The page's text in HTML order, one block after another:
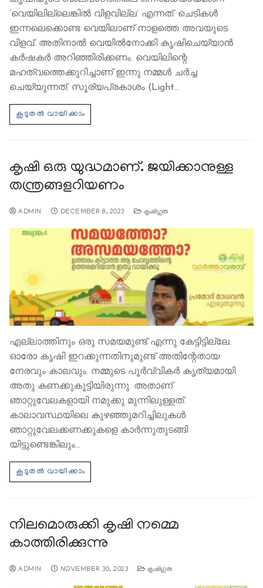
‘വെയിലില്ലെങ്കിൽ വിളവില്ല’ എന്നത്. ചെടികൾ
ഇന്നലെക്കൊണ്ട വെയിലാണ് നാളത്തെ അവയുടെ
വിളവ്. അതിനാല്‍ വെയില്‍നോക്കി കൃഷിചെയ്യാന്‍
കര്‍ഷകര്‍ അറിഞ്ഞിരിക്കണം. വെയിലിന്റെ
മഹത്വത്തെക്കുറിച്ചാണ് ഇന്നു നമ്മള്‍ ചർച്ച
ചെയ്യുന്നത്. സൂര്യപ്രകാശം (Light…
കൃഷി ഒരു യുദ്ധമാണ്. ജയിക്കാനുള്ള
തന്ത്രങ്ങളറിയണം
ADMIN DECEMBER 8, 2023 കൃഷിഗുരു
എല്ലാത്തിനും ഒരു സമയമുണ്ട് എന്നു കേട്ടിട്ടില്ലേ.
ഓരോ കൃഷി ഇറക്കുന്നതിനുമുണ്ട് അതിന്റേതായ
നേരവും കാലവും. നമ്മുടെ പൂര്‍വ്വികര്‍ കൃത്യമായി
അതു കണക്കുകൂട്ടിയിരുന്നു. അതാണ്
ഞാറ്റുവേലകളായി നമുക്കു മുന്നിലുള്ളത്.
കാലാവസ്ഥയിലെ കുഴഞ്ഞുമറിച്ചിലുകള്‍
ഞാറ്റുവേലക്കണക്കുകളെ കാര്‍ന്നുതുടങ്ങി
യിട്ടുണ്ടെങ്കിലും…
നിലമൊരുക്കി കൃഷി നമ്മെ
കാത്തിരിക്കുന്നു
ADMIN NOVEMBER 30, 2023 കൃഷിഗുരു